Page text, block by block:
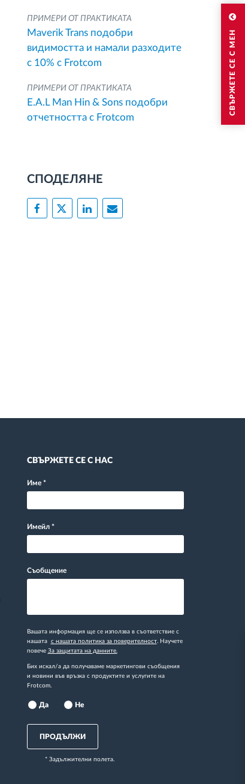
СВЪРЖЕТЕ СЕ С МЕН
ПРИМЕРИ ОТ ПРАКТИКАТА
Maverik Trans подобри
видимостта и намали разходите
с 10% с Frotcom
ПРИМЕРИ ОТ ПРАКТИКАТА
E.A.L Man Hin & Sons подобри
отчетността с Frotcom
СПОДЕЛЯНЕ
СВЪРЖЕТЕ СЕ С НАС
Име *
Имейл *
Съобщение
Вашата информация ще се използва в съответствие с
нашата с нашата политика за поверителност. Научете
повече За защитата на данните.
Бих искал/а да получаваме маркетингови съобщения
и новини във връзка с продуктите и услугите на
Frotcom.
Да Не
ПРОДЪЛЖИ
* Задължителни полета.